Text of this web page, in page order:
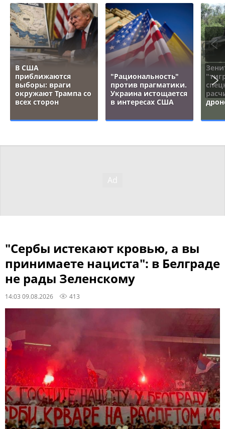
В США
приближаются
выборы: враги
окружают Трампа со
всех сторон
"Рациональность"
против прагматики.
Украина истощается
в интересах США
"Сербы истекают кровью, а вы
принимаете нациста": в Белграде
не рады Зеленскому
14:03 09.08.2026 413